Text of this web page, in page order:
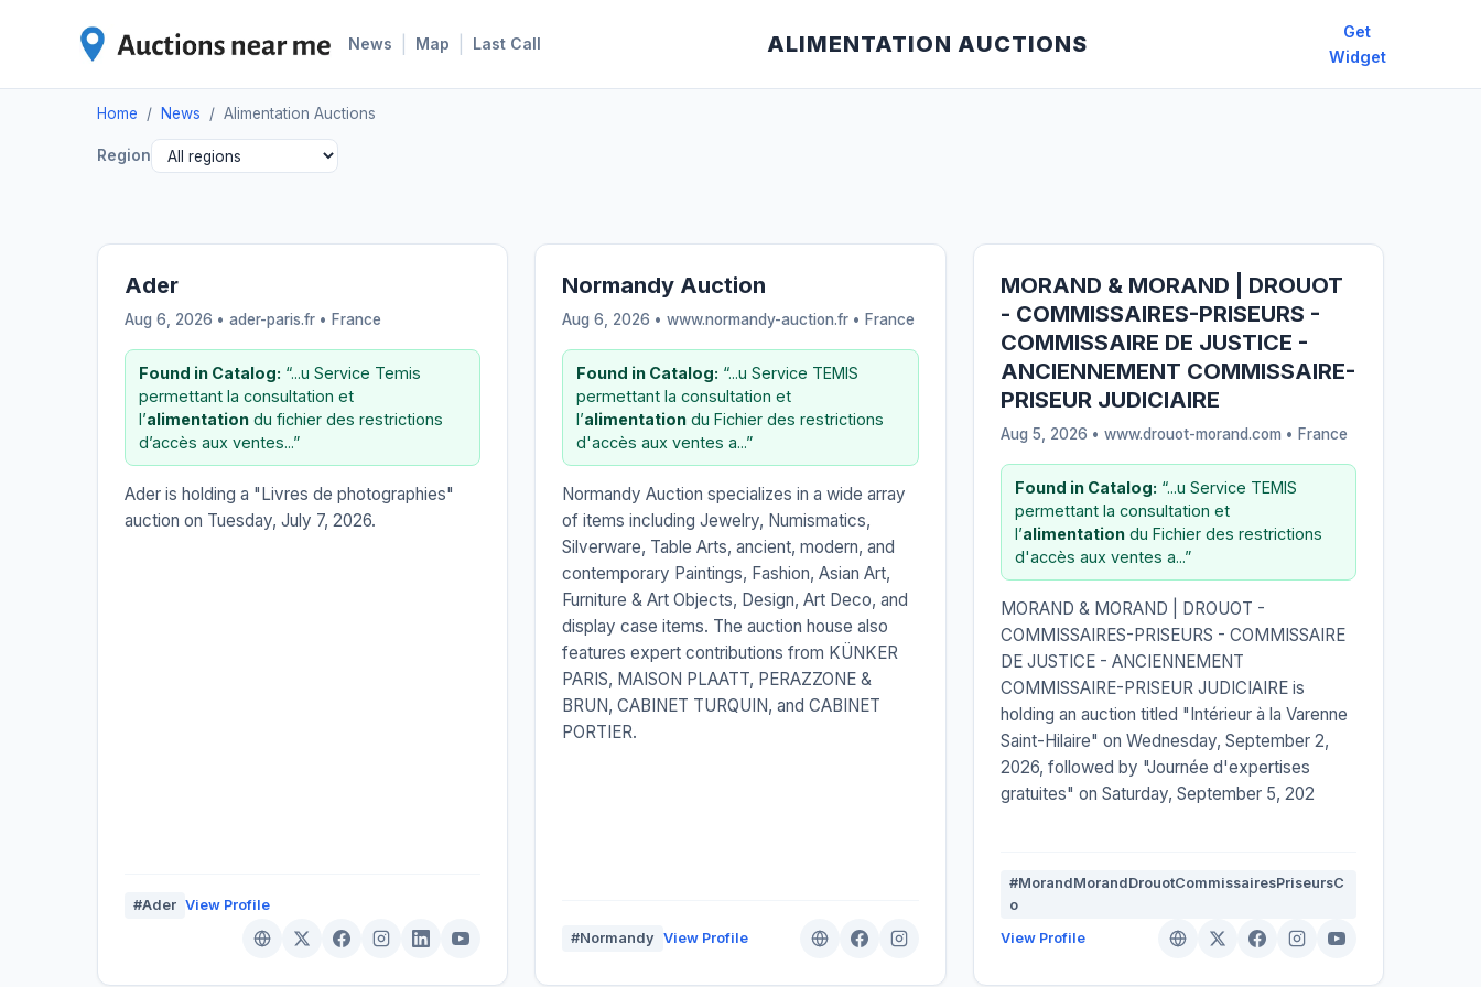
News Map Last Call ALIMENTATION AUCTIONS
Get
Widget
Home / News / Alimentation Auctions
Region
Ader
Aug 6, 2026 • ader-paris.fr • France
Found in Catalog: “...u Service Temis
permettant la consultation et
l’alimentation du fichier des restrictions
d’accès aux ventes...”
Ader is holding a "Livres de photographies"
auction on Tuesday, July 7, 2026.
#Ader View Profile
Normandy Auction
Aug 6, 2026 • www.normandy-auction.fr • France
Found in Catalog: “...u Service TEMIS
permettant la consultation et
l’alimentation du Fichier des restrictions
d'accès aux ventes a...”
Normandy Auction specializes in a wide array
of items including Jewelry, Numismatics,
Silverware, Table Arts, ancient, modern, and
contemporary Paintings, Fashion, Asian Art,
Furniture & Art Objects, Design, Art Deco, and
display case items. The auction house also
features expert contributions from KÜNKER
PARIS, MAISON PLAATT, PERAZZONE &
BRUN, CABINET TURQUIN, and CABINET
PORTIER.
#Normandy View Profile
MORAND & MORAND | DROUOT
- COMMISSAIRES-PRISEURS -
COMMISSAIRE DE JUSTICE -
ANCIENNEMENT COMMISSAIRE-
PRISEUR JUDICIAIRE
Aug 5, 2026 • www.drouot-morand.com • France
Found in Catalog: “...u Service TEMIS
permettant la consultation et
l’alimentationdu Fichier des restrictions
d'accès aux ventes a...”
MORAND & MORAND | DROUOT -
COMMISSAIRES-PRISEURS - COMMISSAIRE
DE JUSTICE - ANCIENNEMENT
COMMISSAIRE-PRISEUR JUDICIAIRE is
holding an auction titled "Intérieur à la Varenne
Saint-Hilaire" on Wednesday, September 2,
2026, followed by "Journée d'expertises
gratuites" on Saturday, September 5, 202
#MorandMorandDrouotCommissairesPriseursC
o
View Profile